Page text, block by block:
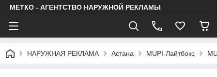
МЕТКО - АГЕНТСТВО НАРУЖНОЙ РЕКЛАМЫ
НАРУЖНАЯ РЕКЛАМА Астана МUPI-Лайтбокс